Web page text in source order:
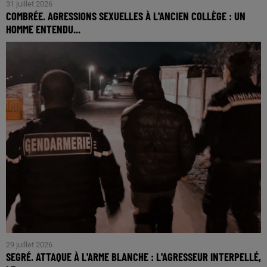
31 juillet 2026
COMBRÉE. AGRESSIONS SEXUELLES À L'ANCIEN COLLÈGE : UN
HOMME ENTENDU...
29 juillet 2026
SEGRÉ. ATTAQUE À L'ARME BLANCHE : L'AGRESSEUR INTERPELLÉ,